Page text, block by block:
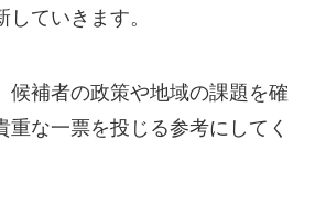
ていきます。
候補者の政策や地域の課題を確
重な一票を投じる参考にしてく